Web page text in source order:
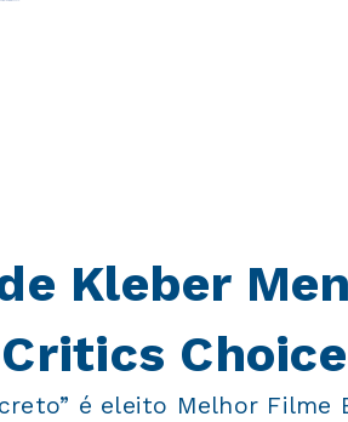
Kleber
é eleito Melhor Filme